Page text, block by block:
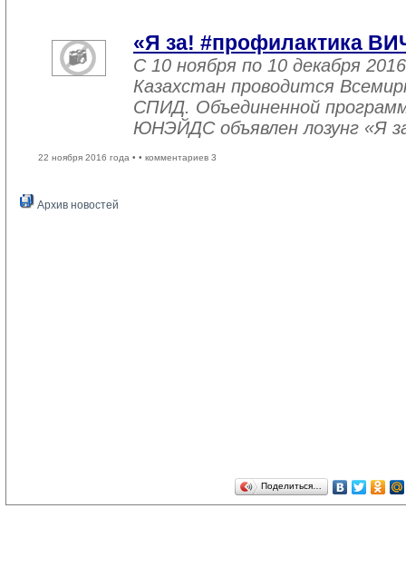
«Я за! #профилактика
С 10 ноября по 10 декабря
Казахстан проводится
СПИД. Объединенной
ЮНЭЙДС объявлен лозунг «Я
22 ноября 2016 года • • комментариев 3
Архив новостей
Поделиться…